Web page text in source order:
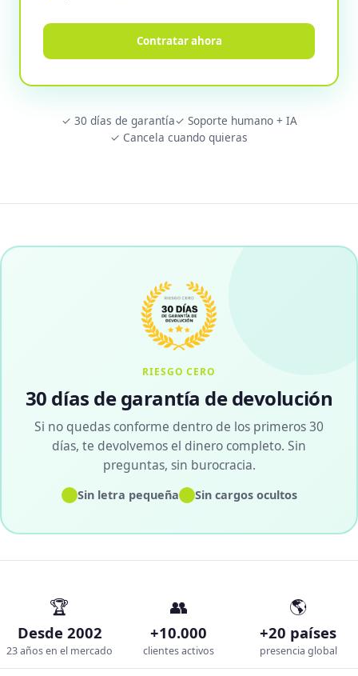
Contratar ahora
✓ 30 días de garantía✓ Soporte humano + IA
✓ Cancela cuando quieras
RIESGO CERO
30 días de garantía de devolución
Si no quedas conforme dentro de los primeros 30
días, te devolvemos el dinero completo. Sin
preguntas, sin burocracia.
✓Sin letra pequeña✓Sin cargos ocultos
🏆
Desde 2002
23 años en el mercado
👥
+10.000
clientes activos
🌎
+20 países
presencia global